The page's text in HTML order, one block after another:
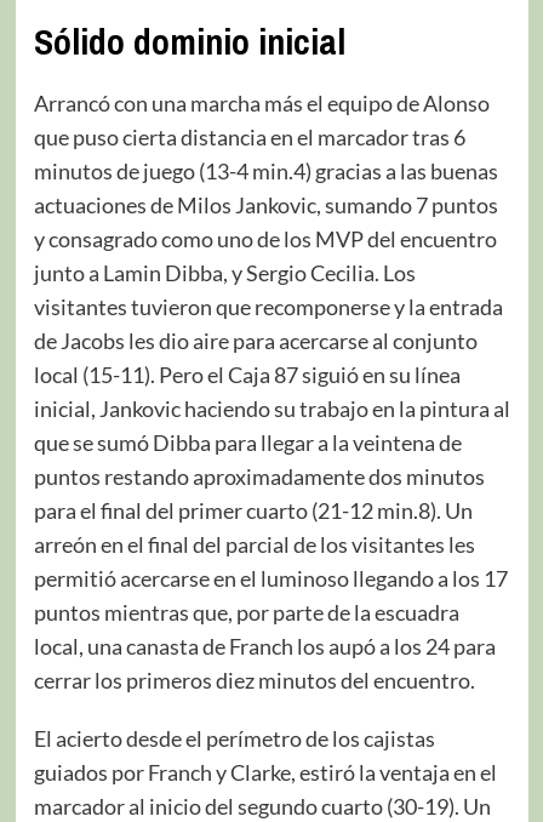
Sólido dominio inicial
Arrancó con una marcha más el equipo de Alonso
que puso cierta distancia en el marcador tras 6
minutos de juego (13-4 min.4) gracias a las buenas
actuaciones de Milos Jankovic, sumando 7 puntos
y consagrado como uno de los MVP del encuentro
junto a Lamin Dibba, y Sergio Cecilia. Los
visitantes tuvieron que recomponerse y la entrada
de Jacobs les dio aire para acercarse al conjunto
local (15-11). Pero el Caja 87 siguió en su línea
inicial, Jankovic haciendo su trabajo en la pintura al
que se sumó Dibba para llegar a la veintena de
puntos restando aproximadamente dos minutos
para el final del primer cuarto (21-12 min.8). Un
arreón en el final del parcial de los visitantes les
permitió acercarse en el luminoso llegando a los 17
puntos mientras que, por parte de la escuadra
local, una canasta de Franch los aupó a los 24 para
cerrar los primeros diez minutos del encuentro.
El acierto desde el perímetro de los cajistas
guiados por Franch y Clarke, estiró la ventaja en el
marcador al inicio del segundo cuarto (30-19). Un